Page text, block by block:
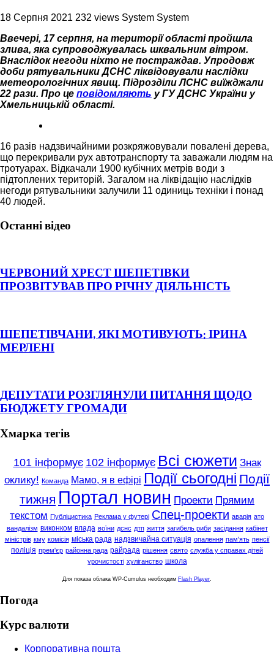
18 Серпня 2021 232 views System System
Ввечері, 17 серпня, на території області пройшла
злива, яка супроводжувалась шквальним вітром.
Внаслідок негоди ніхто не постраждав. Упродовж
доби рятувальники ДСНС ліквідовували наслідки
метеорологічних явищ. Підрозділи ЛСНС виїжджали
22 рази. Про це повідомляють у ГУ ДСНС України у
Хмельницькій області.
16 разів надзвичайними розкряжовували повалені дерева,
що перекривали рух автотранспорту та заважали людям на
тротуарах. Відкачали 1900 кубічних метрів води з
підтоплених територій. Загалом на ліквідацію наслідків
негоди рятувальники залучили 11 одиниць техніки і понад
40 людей.
Останні відео
ЧЕРВОНИЙ ХРЕСТ ШЕПЕТІВКИ
ПРОЗВІТУВАВ ПРО РІЧНУ ДІЯЛЬНІСТЬ
ШЕПЕТІВЧАНИ, ЯКІ МОТИВУЮТЬ: ІРИНА
МЕРЛЕНІ
ДЕПУТАТИ РОЗГЛЯНУЛИ ПИТАННЯ ЩОДО
БЮДЖЕТУ ГРОМАДИ
Хмарка тегів
101 інформує 102 інформує Всі сюжети Знак
оклику! Команда Мамо, я в ефірі Події сьогодні Події
тижня Портал новин Проекти Прямим
текстом Публіцистика Реклама у футері Спец-проекти аварія ато
вандалізм виконком влада воїни дснс дтп життя загибель риби засідання кабінет
міністрів кму комісія міська рада надзвичайна ситуація опалення пам'ять пенсії
поліція прем'єр районна рада райрада рішення свято служба у справах дітей
урочистості хуліганство школа
Для показа облака WP-Cumulus необходим Flash Player
Погода
Курс валюти
Корпоративна пошта